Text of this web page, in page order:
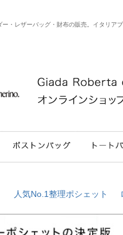
・レザーバッグ・財布の販売。イタリ
≫ 人気No.1整理ポシェット